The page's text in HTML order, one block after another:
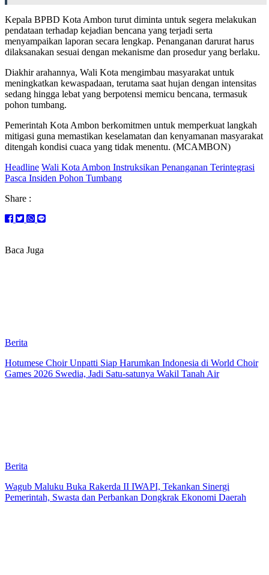
Kepala BPBD Kota Ambon turut diminta untuk segera melakukan
pendataan terhadap kejadian bencana yang terjadi serta
menyampaikan laporan secara lengkap. Penanganan darurat harus
dilaksanakan sesuai dengan mekanisme dan prosedur yang berlaku.
Diakhir arahannya, Wali Kota mengimbau masyarakat untuk
meningkatkan kewaspadaan, terutama saat hujan dengan intensitas
sedang hingga lebat yang berpotensi memicu bencana, termasuk
pohon tumbang.
Pemerintah Kota Ambon berkomitmen untuk memperkuat langkah
mitigasi guna memastikan keselamatan dan kenyamanan masyarakat
ditengah kondisi cuaca yang tidak menentu. (MCAMBON)
Headline Wali Kota Ambon Instruksikan Penanganan Terintegrasi
Pasca Insiden Pohon Tumbang
Share :
Baca Juga
Berita
Hotumese Choir Unpatti Siap Harumkan Indonesia di World Choir
Games 2026 Swedia, Jadi Satu-satunya Wakil Tanah Air
Berita
Wagub Maluku Buka Rakerda II IWAPI, Tekankan Sinergi
Pemerintah, Swasta dan Perbankan Dongkrak Ekonomi Daerah